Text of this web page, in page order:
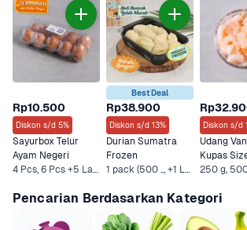
Rp10.500
Diskon s/d 5%
Sayurbox Telur
Ayam Negeri
4 Pcs, 6 Pcs +5 Lainnya
Best Deal
Rp38.900
Diskon s/d 13%
Durian Sumatra
Frozen
1 pack (500 .., +1 Lainnya
Diskon s/d
Udang
Kupas
250 g,
Pencarian Berdasarkan Kategori